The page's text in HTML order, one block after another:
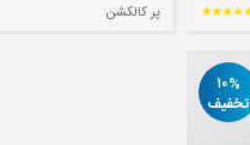
پر کالکشن
۱۰%
تخفیف